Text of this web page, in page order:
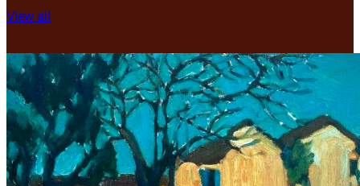
View all